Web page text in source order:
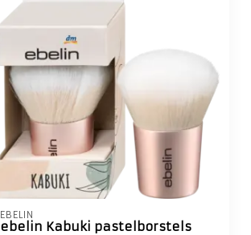
EBELIN
ebelin Kabuki pastelborstels